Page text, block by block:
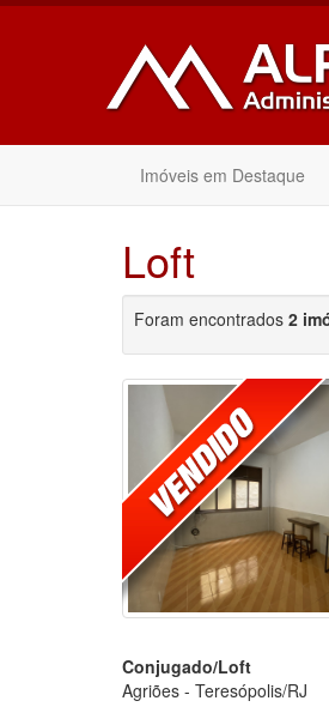
Imóveis em Destaque
Loft
Foram encontrados 2
Conjugado/Loft
Agriões - Teresópolis/RJ